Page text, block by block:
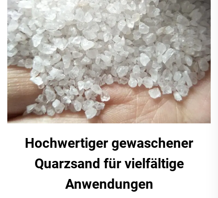
Hochwertiger gewaschener
Quarzsand für vielfältige
Anwendungen